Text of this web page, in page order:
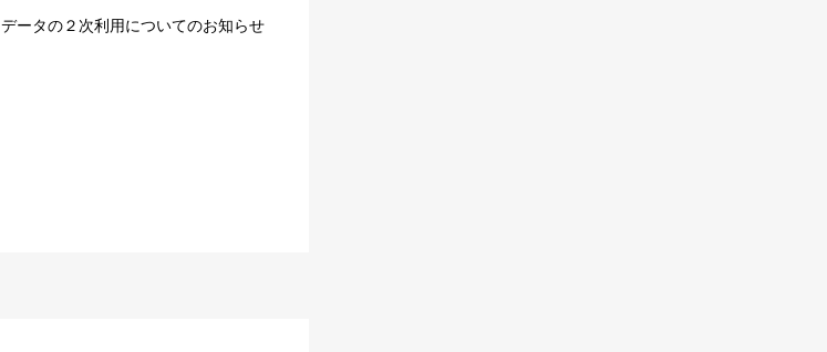
データの２次利用についてのお知らせ